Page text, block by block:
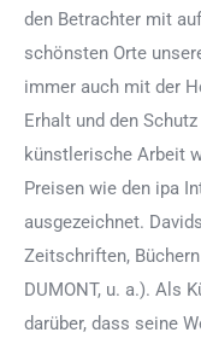
den Betrachter mit
schönsten Orte
immer auch mit der
Erhalt und den
künstlerische Arbeit
Preisen wie den ipa
ausgezeichnet.
Zeitschriften,
DUMONT, u. a.). Als
darüber, dass seine